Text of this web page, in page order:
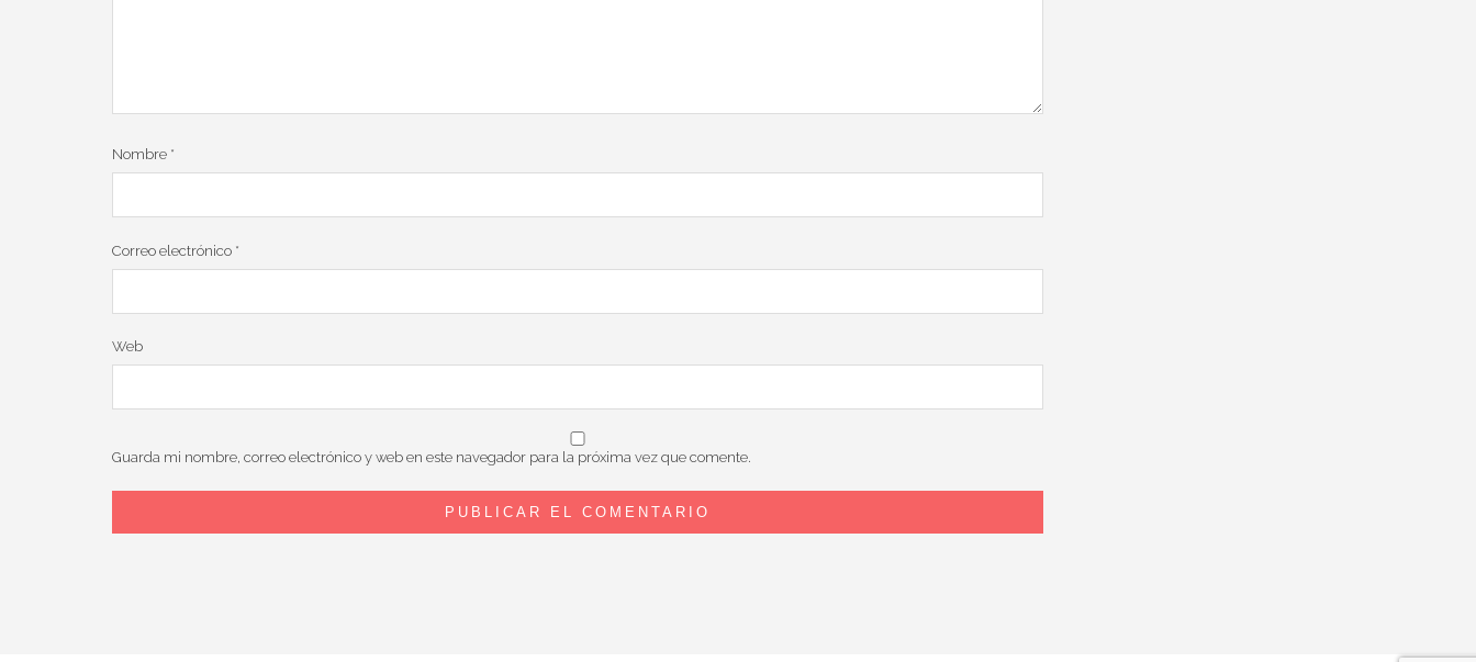
Nombre *
Correo electrónico *
Web
Guarda mi nombre, correo electrónico y web en este navegador para la próxima vez que comente.